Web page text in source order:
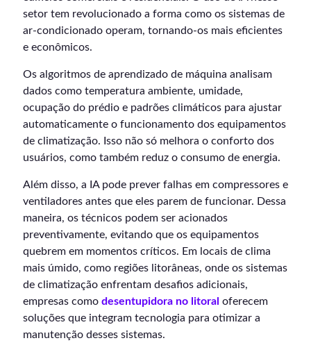
setor tem revolucionado a forma como os sistemas de
ar-condicionado operam, tornando-os mais eficientes
e econômicos.
Os algoritmos de aprendizado de máquina analisam
dados como temperatura ambiente, umidade,
ocupação do prédio e padrões climáticos para ajustar
automaticamente o funcionamento dos equipamentos
de climatização. Isso não só melhora o conforto dos
usuários, como também reduz o consumo de energia.
Além disso, a IA pode prever falhas em compressores e
ventiladores antes que eles parem de funcionar. Dessa
maneira, os técnicos podem ser acionados
preventivamente, evitando que os equipamentos
quebrem em momentos críticos. Em locais de clima
mais úmido, como regiões litorâneas, onde os sistemas
de climatização enfrentam desafios adicionais,
empresas como desentupidora no litoral oferecem
soluções que integram tecnologia para otimizar a
manutenção desses sistemas.